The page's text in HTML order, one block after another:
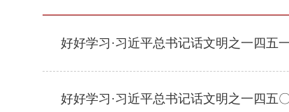
好好学习·习近平总书记话文明之一四五
好好学习·习近平总书记话文明之一四五